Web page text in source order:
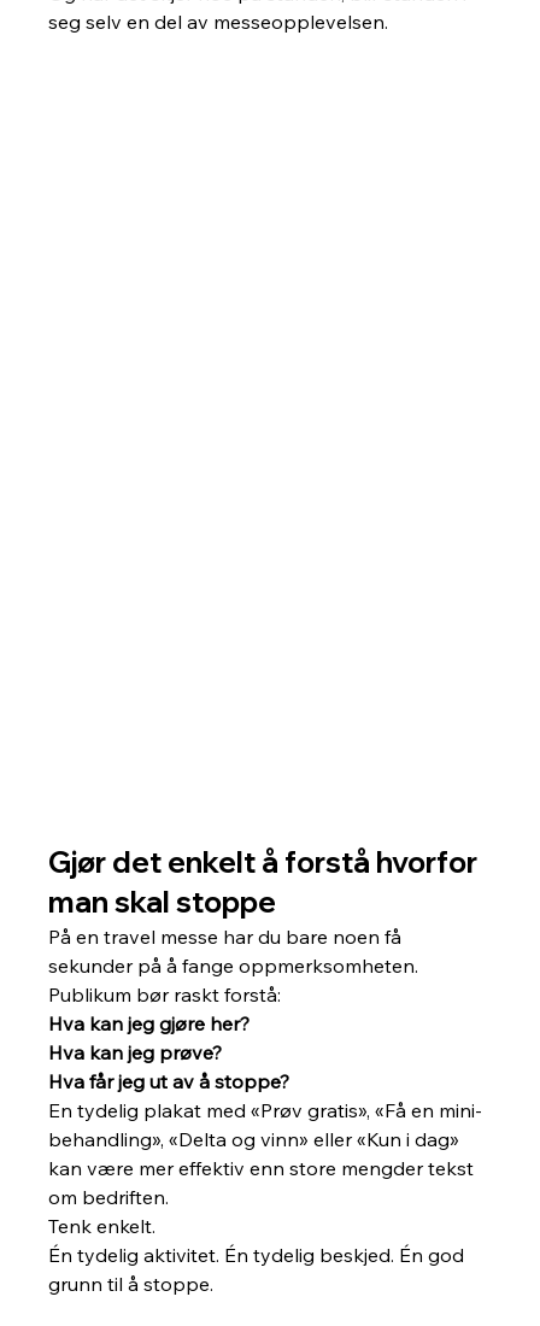
seg selv en del av messeopplevelsen.
Gjør det enkelt å forstå hvorfor
man skal stoppe
På en travel messe har du bare noen få
sekunder på å fange oppmerksomheten.
Publikum bør raskt forstå:
Hva kan jeg gjøre her?
Hva kan jeg prøve?
Hva får jeg ut av å stoppe?
En tydelig plakat med «Prøv gratis», «Få en mini-
behandling», «Delta og vinn» eller «Kun i dag»
kan være mer effektiv enn store mengder tekst
om bedriften.
Tenk enkelt.
Én tydelig aktivitet. Én tydelig beskjed. Én god
grunn til å stoppe.